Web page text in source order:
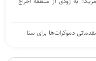
دموکرات‌ها برای سنا